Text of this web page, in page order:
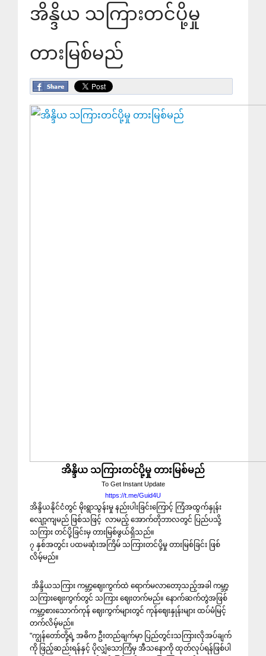
အိန္ဒိယ သကြားတင်ပို့မှု
တားမြစ်မည်
အိန္ဒိယ သကြားတင်ပို့မှု တားမြစ်မည်
To Get Instant Update
https://t.me/Guid4U
အိန္ဒိယနိုင်ငံတွင် မိုးရွာသွန်းမှု နည်းပါးခြင်းကြောင့် ကြံအထွက်နှုန်း
လျော့ကျမည် ဖြစ်သဖြင့် လာမည့် အောက်တိုဘာလတွင် ပြည်ပသို့
သကြား တင်ပို့ခြင်းမှ တားမြစ်ဖွယ်ရှိသည်။
၇ နှစ်အတွင်း ပထမဆုံးအကြိမ် သကြားတင်ပို့မှု တားမြစ်ခြင်း ဖြစ်
လိမ့်မည်။
အိန္ဒိယသကြား ကမ္ဘာ့ဈေးကွက်ထဲ ရောက်မလာတော့သည့်အခါ ကမ္ဘာ့
သကြားဈေးကွက်တွင် သကြား ဈေးတက်မည်။ နောက်ဆက်တွဲအဖြစ်
ကမ္ဘာ့စားသောက်ကုန် ဈေးကွက်များတွင် ကုန်ဈေးနှုန်းများ ထပ်မံမြင့်
တက်လိမ့်မည်။
"ကျွန်တော်တို့ရဲ့ အဓိက ဦးတည်ချက်မှာ ပြည်တွင်းသကြားလိုအပ်ချက်
ကို ဖြည့်ဆည်းရန်နှင့် ပိုလျှံသောကြံမှ အီသနောကို ထုတ်လုပ်ရန်ဖြစ်ပါ